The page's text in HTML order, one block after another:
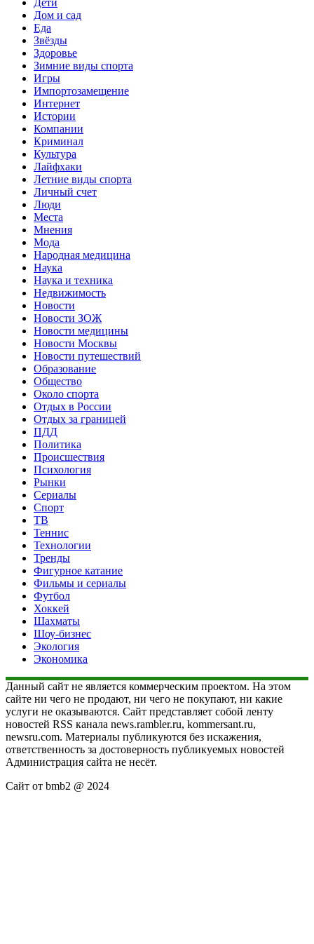
Дом и сад
Еда
Звёзды
Здоровье
Зимние виды спорта
Игры
Импортозамещение
Интернет
Истории
Компании
Криминал
Культура
Лайфхаки
Летние виды спорта
Личный счет
Люди
Места
Мнения
Мода
Народная медицина
Наука
Наука и техника
Недвижимость
Новости
Новости ЗОЖ
Новости медицины
Новости Москвы
Новости путешествий
Образование
Общество
Около спорта
Отдых в России
Отдых за границей
ПДД
Политика
Происшествия
Психология
Рынки
Сериалы
Спорт
ТВ
Теннис
Технологии
Тренды
Фигурное катание
Фильмы и сериалы
Футбол
Хоккей
Шахматы
Шоу-бизнес
Экология
Экономика
Данный сайт не является коммерческим проектом. На этом
сайте ни чего не продают, ни чего не покупают, ни какие
услуги не оказываются. Сайт представляет собой ленту
новостей RSS канала news.rambler.ru, kommersant.ru,
newsru.com. Материалы публикуются без искажения,
ответственность за достоверность публикуемых новостей
Администрация сайта не несёт.
Сайт от bmb2 @ 2024